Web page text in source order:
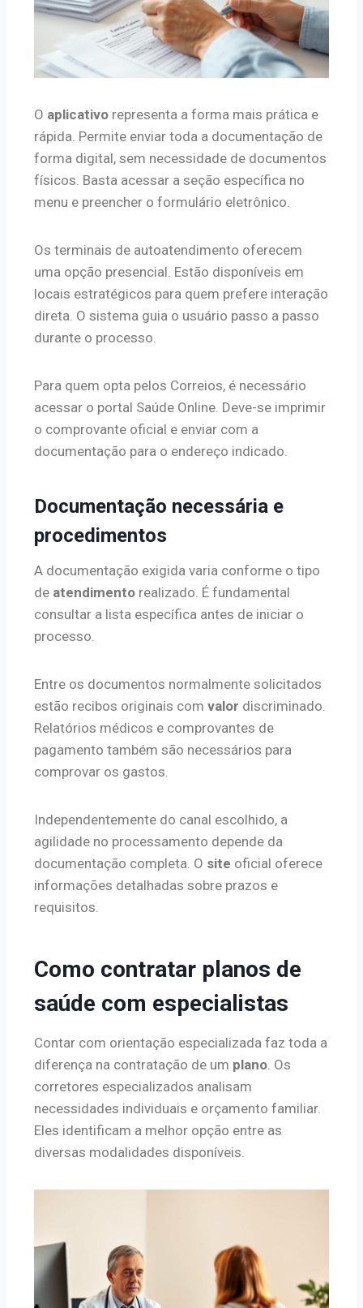
O aplicativo representa a forma mais prática e
rápida. Permite enviar toda a documentação de
forma digital, sem necessidade de documentos
físicos. Basta acessar a seção específica no
menu e preencher o formulário eletrônico.
Os terminais de autoatendimento oferecem
uma opção presencial. Estão disponíveis em
locais estratégicos para quem prefere interação
direta. O sistema guia o usuário passo a passo
durante o processo.
Para quem opta pelos Correios, é necessário
acessar o portal Saúde Online. Deve-se imprimir
o comprovante oficial e enviar com a
documentação para o endereço indicado.
Documentação necessária e
procedimentos
A documentação exigida varia conforme o tipo
de atendimento realizado. É fundamental
consultar a lista específica antes de iniciar o
processo.
Entre os documentos normalmente solicitados
estão recibos originais com valor discriminado.
Relatórios médicos e comprovantes de
pagamento também são necessários para
comprovar os gastos.
Independentemente do canal escolhido, a
agilidade no processamento depende da
documentação completa. O site oficial oferece
informações detalhadas sobre prazos e
requisitos.
Como contratar planos de
saúde com especialistas
Contar com orientação especializada faz toda a
diferença na contratação de um plano . Os
corretores especializados analisam
necessidades individuais e orçamento familiar.
Eles identificam a melhor opção entre as
diversas modalidades disponíveis.